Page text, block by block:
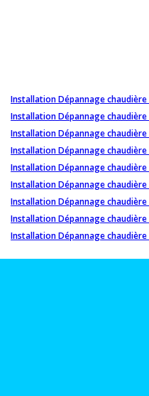
Installation Dépannage
Installation Dépannage
Installation Dépannage
Installation Dépannage
Installation Dépannage chaudière
Installation Dépannage
Installation Dépannage chaudière
Installation Dépannage
Installation Dépannage